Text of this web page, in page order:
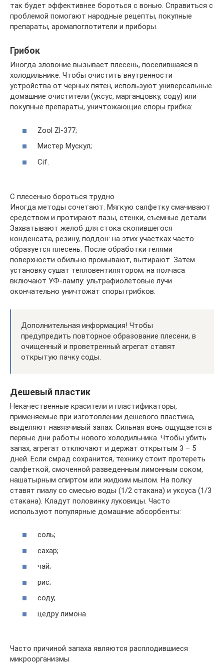
так будет эффективнее бороться с вонью. Справиться с
проблемой помогают народные рецепты, покупные
препараты, аромапоглотители и приборы.
Грибок
Иногда зловоние вызывает плесень, поселившаяся в
холодильнике. Чтобы очистить внутренности
устройства от черных пятен, используют универсальные
домашние очистители (уксус, марганцовку, соду) или
покупные препараты, уничтожающие споры грибка:
Zool Zl-377;
Мистер Мускул;
Cif.
С плесенью бороться трудно
Иногда методы сочетают. Мягкую салфетку смачивают
средством и протирают пазы, стенки, съемные детали.
Захватывают желоб для стока скопившегося
конденсата, резину, поддон: на этих участках часто
образуется плесень. После обработки гелями
поверхности обильно промывают, вытирают. Затем
установку сушат тепловентилятором; на полчаса
включают УФ-лампу: ультрафиолетовые лучи
окончательно уничтожат споры грибков.
Дополнительная информация! Чтобы
предупредить повторное образование плесени, в
очищенный и проветренный агрегат ставят
открытую пачку соды.
Дешевый пластик
Некачественные красители и пластификаторы,
применяемые при изготовлении дешевого пластика,
выделяют навязчивый запах. Сильная вонь ощущается в
первые дни работы нового холодильника. Чтобы убить
запах, агрегат отключают и держат открытым 3 – 5
дней. Если смрад сохранится, технику стоит протереть
салфеткой, смоченной разведенным лимонным соком,
нашатырным спиртом или жидким мылом. На полку
ставят пиалу со смесью воды (1/2 стакана) и уксуса (1/3
стакана). Кладут половинку луковицы. Часто
используют популярные домашние абсорбенты:
соль;
сахар;
чай;
рис;
соду;
цедру лимона.
Часто причиной запаха являются расплодившиеся
микроорганизмы